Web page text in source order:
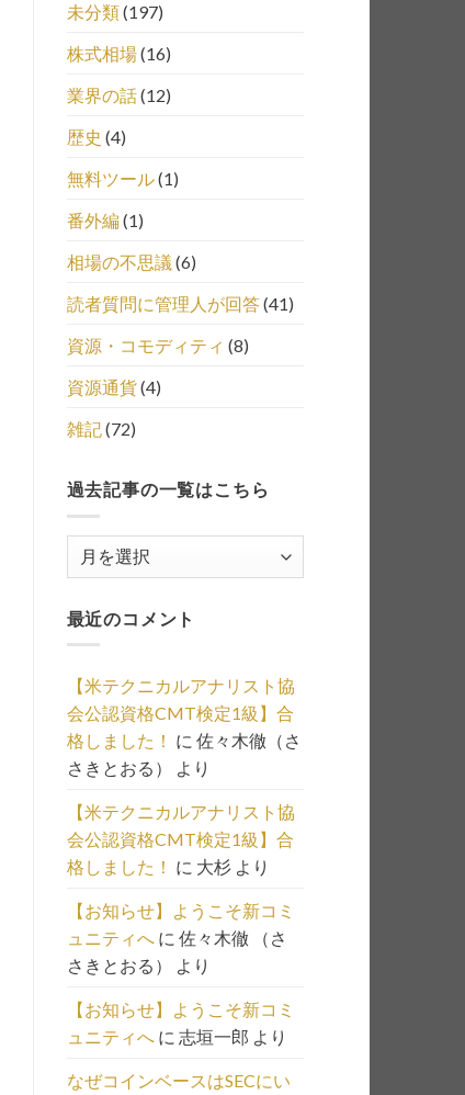
未分類(197)
株式相場(16)
業界の話(12)
歴史 (4)
無料ツール(1)
番外編(1)
相場の不思議 (6)
読者質問に管理人が回答(41)
資源・コモディティ (8)
資源通貨(4)
雑記(72)
過去記事の一覧はこちら
事
の
一
覧
は
こ
ち
ら
最近のコメント
【米テクニカルアナリスト協
会公認資格CMT検定1級】合
格しました！ に 佐々木徹（さ
さきとおる）
より
【米テクニカルアナリスト協
会公認資格CMT検定1級】合
格しました！ に 大杉より
【お知らせ】ようこそ新コミ
ュニティへに 佐々木徹 （さ
さきとおる）
より
【お知らせ】ようこそ新コミ
ュニティへに 志垣一郎 より
なぜコインベースはSECにい